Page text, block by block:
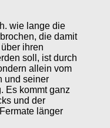
wie lange die
die damit
über ihren
soll, ist durch
allein vom
und seiner
Es kommt ganz
und der
länger